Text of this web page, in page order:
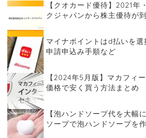
【クオカード優待】2021年
クジャパンから株主優待が
マイナポイントはd払いを
申請申込み手順など
【2024年5月版】マカフィ
価格で安く買う方法まとめ
【泡ハンドソープ代を大幅
ソープで泡ハンドソープを